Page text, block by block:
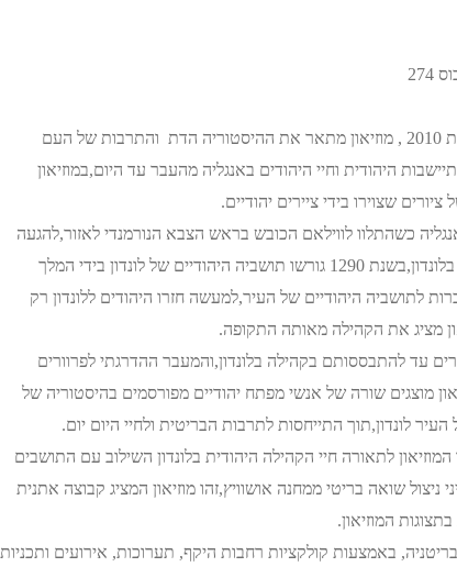
לאחר שיפוץ מקיף נפתח המוזיאון מחדש בשנת 2010 , מוזיאון מתאר את ההיסטוריה הדת והתרבות של העם
היהודית וחיי היהודים באנגליה מהעבר עד היום,במוזיאון
שצוירו בידי ציירים יהודיים.
היהודים הראשונים בשנת 1066 לאנגליה כשהתלוו לווילאם הכובש בראש הצבא הנורמנדי לאזור,להגעה
הזאת מוצג מקווה מהמאה ה 13 אשר נתגלה בלונדון,בשנת 1290 גורשו תושביה היהודיים של לונדון בידי המלך
לתושביה היהודיים של העיר,למעשה חזרו היהודים ללונדון רק
עד להתבססותם בקהילה בלונדון,והמעבר ההדרגתי לפרוורים
מוצגים שורה של אנשי מפתח יהודיים מפורסמים בהיסטוריה של
לונדון,תוך התייחסות לתרבות הבריטית ולחיי היום יום.
לתאורה חיי הקהילה היהודית בלונדון השילוב עם התושבים
שואה בריטי ממחנה אושוויץ,זהו מוזיאון המציג קבוצה אתנית
המוזיאון.
באמצעות קולקציות רחבות היקף, תערוכות, אירועים ותכניות